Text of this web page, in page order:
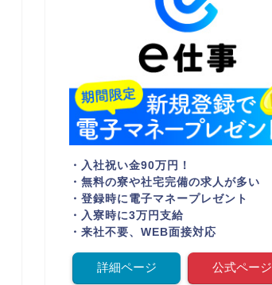
・入社祝い金90万円！
・無料の寮や社宅完備の求人が多い
・登録時に電子マネープレゼント
・入寮時に3万円支給
・来社不要、WEB面接対応
詳細ページ 公式ページ